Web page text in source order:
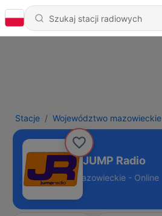
Stacje Województwo mazowieckie
JUMP Radio
Województwo mazowieckie - Online